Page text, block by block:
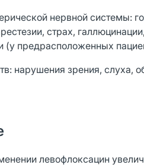
нервной системы:
страх,
(у предрасположенных
нарушения зрения, слуха,
левофлоксацин